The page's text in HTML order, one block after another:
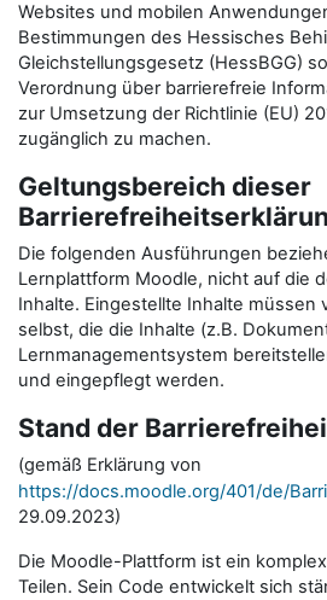
Websites und mobilen
Bestimmungen des Hessisches
Gleichstellungsgesetz (HessBGG)
Verordnung über barrierefreie
zur Umsetzung der Richtlinie (EU)
zugänglich zu machen.
Geltungsbereich dieser
Die folgenden Ausführungen
Lernplattform Moodle, nicht auf die
Inhalte. Eingestellte Inhalte müssen
selbst, die die Inhalte (z.B.
Lernmanagementsystem
und eingepflegt werden.
Stand der
(gemäß Erklärung von
https://docs.moodle.org/401/de/
29.09.2023)
Die Moodle-Plattform ist ein
Teilen. Sein Code entwickelt sich